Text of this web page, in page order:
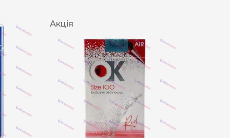
Акція